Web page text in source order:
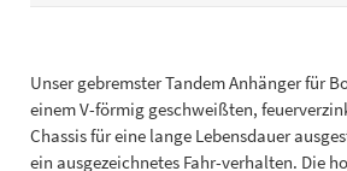
Unser gebremster Tandem Anhänger für
einem V-förmig geschweißten,
Chassis für eine lange Lebensdauer
ein ausgezeichnetes Fahr-verhalten. Die